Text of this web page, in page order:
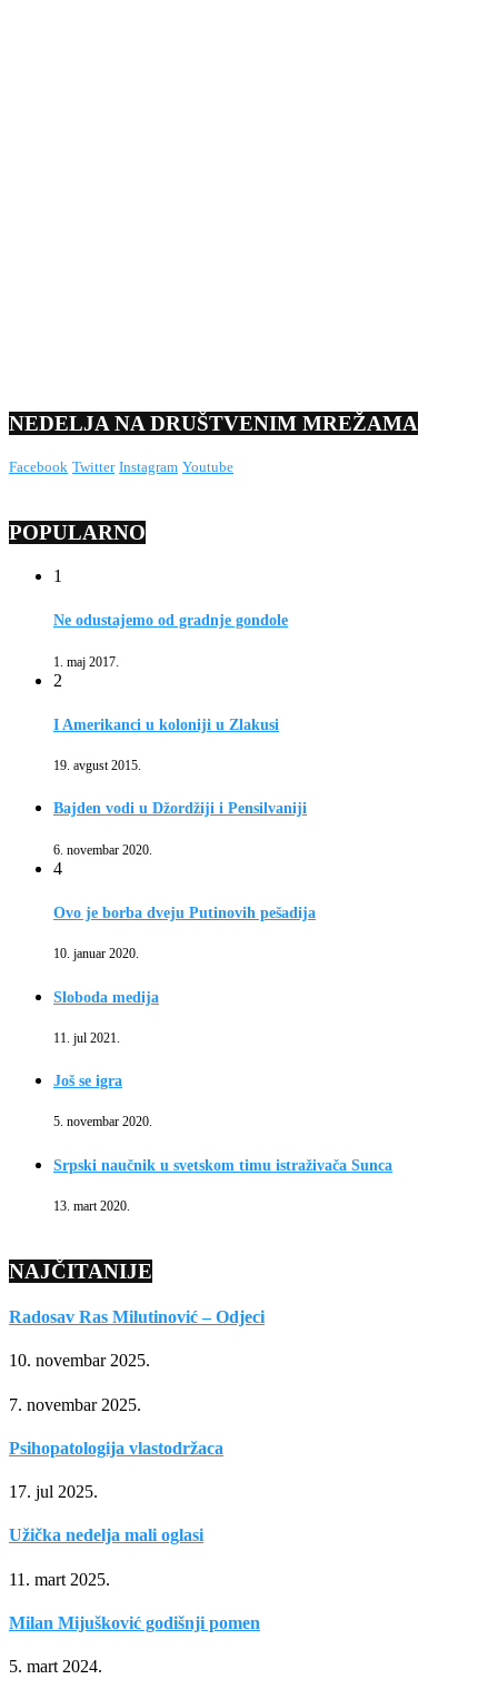
NEDELJA NA DRUŠTVENIM MREŽAMA
Facebook Twitter Instagram Youtube
POPULARNO
1
Ne odustajemo od gradnje gondole
1. maj 2017.
2
I Amerikanci u koloniji u Zlakusi
19. avgust 2015.
Bajden vodi u Džordžiji i Pensilvaniji
6. novembar 2020.
4
Ovo je borba dveju Putinovih pešadija
10. januar 2020.
Sloboda medija
11. jul 2021.
Još se igra
5. novembar 2020.
Srpski naučnik u svetskom timu istraživača Sunca
13. mart 2020.
NAJČITANIJE
Radosav Ras Milutinović – Odjeci
10. novembar 2025.
7. novembar 2025.
Psihopatologija vlastodržaca
17. jul 2025.
Užička nedelja mali oglasi
11. mart 2025.
Milan Mijušković godišnji pomen
5. mart 2024.